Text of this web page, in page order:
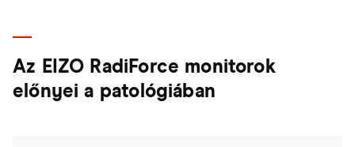
Az EIZO RadiForce monitorok
előnyei a patológiában